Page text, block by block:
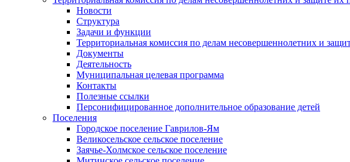
Новости
Структура
Задачи и функции
Территориальная комиссия по делам несовершеннолетних и
Документы
Деятельность
Муниципальная целевая программа
Контакты
Полезные ссылки
Персонифицированное дополнительное образование детей
Поселения
Городское поселение Гаврилов-Ям
Великосельское сельское поселение
Заячье-Холмское сельское поселение